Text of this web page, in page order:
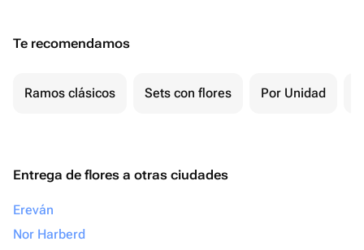
Te recomendamos
Ramos clásicos Sets con flores Por Unidad
Entrega de flores a otras ciudades
Ereván
Nor Harberd